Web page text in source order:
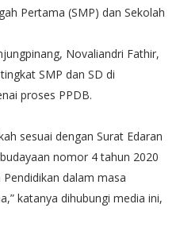
Pertama (SMP) dan Sekolah
Novaliandri Fathir,
SMP dan SD di
proses PPDB.
sesuai dengan Surat Edaran
nomor 4 tahun 2020
dalam masa
katanya dihubungi media ini,